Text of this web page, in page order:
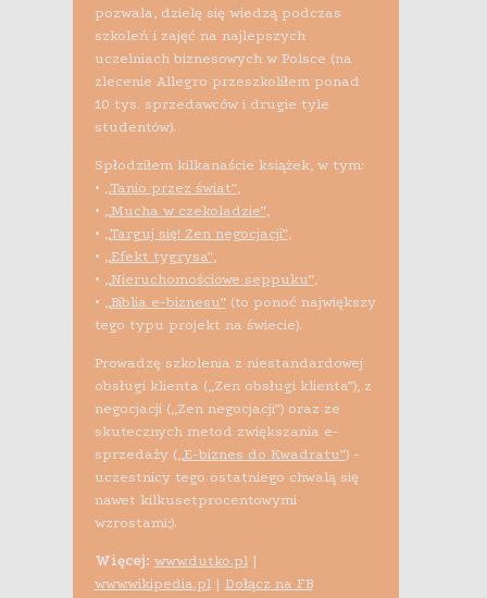
pozwala, dzielę się wiedzą podczas
szkoleń i zajęć na najlepszych
uczelniach biznesowych w Polsce (na
zlecenie Allegro przeszkoliłem ponad
10 tys. sprzedawców i drugie tyle
studentów).
Spłodziłem kilkanaście książek, w tym:
• „Tanio przez świat”,
• „Mucha w czekoladzie”,
• „Targuj się! Zen negocjacji”,
• „Efekt tygrysa”,
• „Nieruchomościowe seppuku”,
• „Biblia e-biznesu”(to ponoć największy
tego typu projekt na świecie).
Prowadzę szkolenia z niestandardowej
obsługi klienta („Zen obsługi klienta”), z
negocjacji („Zen negocjacji”) oraz ze
skutecznych metod zwiększania e-
sprzedaży („E-biznes do Kwadratu”) -
uczestnicy tego ostatniego chwalą się
nawet kilkusetprocentowymi
wzrostami;).
Więcej: www.dutko.pl|
www.wikipedia.pl| Dołącz na FB